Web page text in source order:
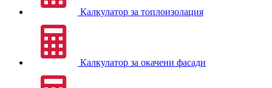
Калкулатор за топлоизолация
Калкулатор за окачени фасади